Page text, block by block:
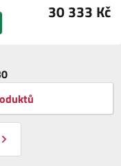
30 333 Kč